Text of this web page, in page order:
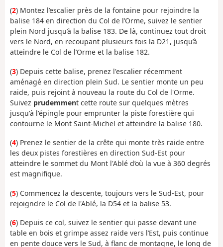
(2) Montez l’escalier près de la fontaine pour rejoindre la
balise 184 en direction du Col de l’Orme, suivez le sentier
plein Nord jusqu’à la balise 183. De là, continuez tout droit
vers le Nord, en recoupant plusieurs fois la D21, jusqu’à
atteindre le Col de l’Orme et la balise 182.
(3) Depuis cette balise, prenez l'escalier récemment
aménagé en direction plein Sud. Le sentier monte un peu
raide, puis rejoint à nouveau la route du Col de l'Orme.
Suivez prudemment cette route sur quelques mètres
jusqu'à l'épingle pour emprunter la piste forestière qui
contourne le Mont Saint-Michel et atteindre la balise 180.
(4) Prenez le sentier de la crête qui monte très raide entre
les deux pistes forestières en direction Sud-Est pour
atteindre le sommet du Mont l'Ablé d’où la vue à 360 degrés
est magnifique.
(5) Commencez la descente, toujours vers le Sud-Est, pour
rejoigndre le Col de l'Ablé, la D54 et la balise 53.
(6) Depuis ce col, suivez le sentier qui passe devant une
table en bois et grimpe assez raide vers l’Est, puis continue
en pente douce vers le Sud, à flanc de montagne, le long de